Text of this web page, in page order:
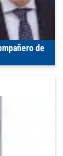
de